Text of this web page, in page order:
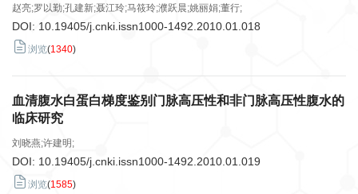
赵亮;罗以勤;孔建新;聂江玲;马筱玲;濮跃晨;姚丽娟;董行;
DOI: 10.19405/j.cnki.issn1000-1492.2010.01.018
浏览(1340)
血清腹水白蛋白梯度鉴别门脉高压性和非门脉高压性腹水的
临床研究
刘晓燕;许建明;
DOI: 10.19405/j.cnki.issn1000-1492.2010.01.019
浏览(1585)